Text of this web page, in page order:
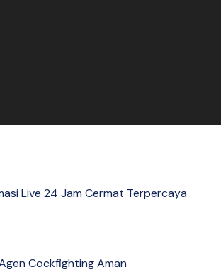
Live 24 Jam Cermat Terpercaya
Cockfighting Aman